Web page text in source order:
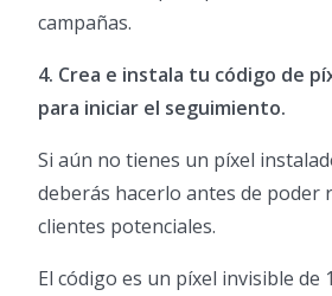
campañas.
4. Crea e instala tu código de
para iniciar el seguimiento.
Si aún no tienes un píxel
deberás hacerlo antes de poder
clientes potenciales.
El código es un píxel invisible de